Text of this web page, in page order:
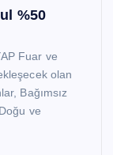
%50
Fuar ve
olan
Bağımsız
ve